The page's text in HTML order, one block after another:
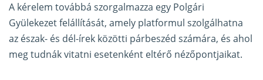
A kérelem továbbá szorgalmazza egy Polgári
Gyülekezet felállítását, amely platformul szolgálhatna
az észak- és dél-írek közötti párbeszéd számára, és ahol
meg tudnák vitatni esetenként eltérő nézőpontjaikat.